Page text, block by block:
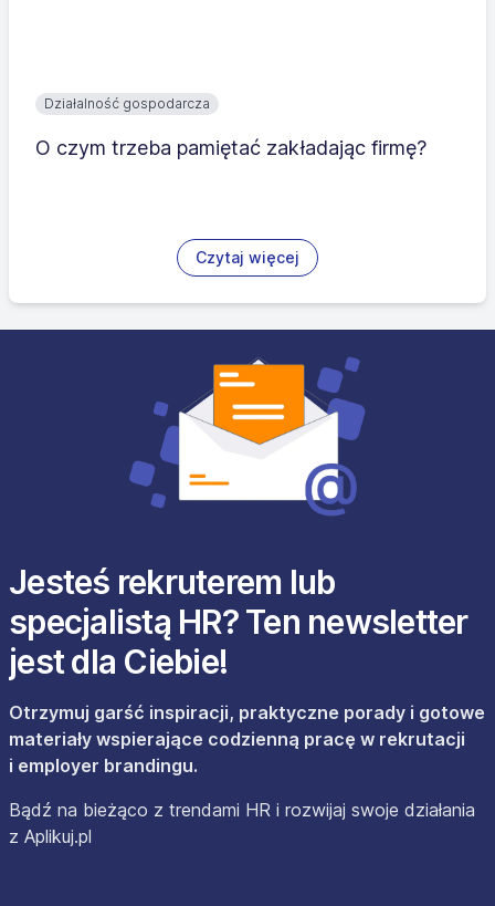
Działalność gospodarcza
O czym trzeba pamiętać zakładając firmę?
Czytaj więcej
Jesteś rekruterem lub
specjalistą HR? Ten newsletter
jest dla Ciebie!
Otrzymuj garść inspiracji, praktyczne porady i gotowe
materiały wspierające codzienną pracę w rekrutacji
i employer brandingu.
Bądź na bieżąco z trendami HR i rozwijaj swoje działania
z Aplikuj.pl